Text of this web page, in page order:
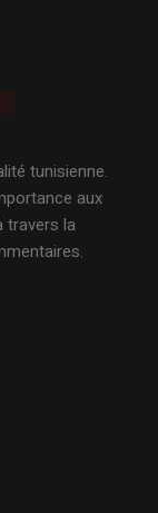
tunisienne.
aux
travers la